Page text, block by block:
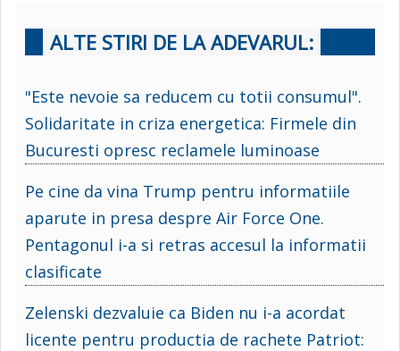
ALTE STIRI DE LA ADEVARUL:
"Este nevoie sa reducem cu totii consumul".
Solidaritate in criza energetica: Firmele din
Bucuresti opresc reclamele luminoase
Pe cine da vina Trump pentru informatiile
aparute in presa despre Air Force One.
Pentagonul i-a si retras accesul la informatii
clasificate
Zelenski dezvaluie ca Biden nu i-a acordat
licente pentru productia de rachete Patriot: